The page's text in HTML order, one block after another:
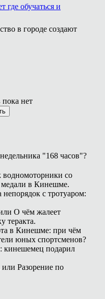
где обучаться и
в городе создают
нет
"168 часов"?
водномоторники со
медали в Кинешме.
с тротуаром:
О чём жалеет
теракта.
в Кинешме: при чём
юных спортсменов?
кинешемец подарил
Разорение по